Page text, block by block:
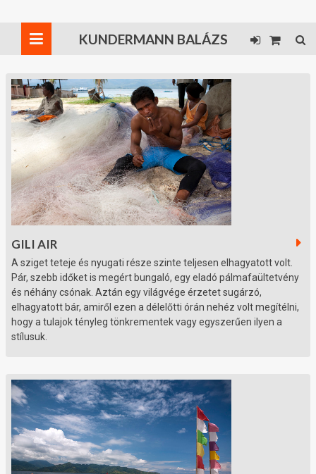
KUNDERMANN BALÁZS
GILI AIR
A sziget teteje és nyugati része szinte teljesen elhagyatott volt.
Pár, szebb időket is megért bungaló, egy eladó pálmafaültetvény
és néhány csónak. Aztán egy világvége érzetet sugárzó,
elhagyatott bár, amiről ezen a délelőtti órán nehéz volt megítélni,
hogy a tulajok tényleg tönkrementek vagy egyszerűen ilyen a
stílusuk.